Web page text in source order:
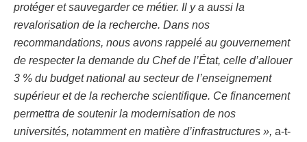
protéger et sauvegarder ce métier. Il y a aussi la
revalorisation de la recherche. Dans nos
recommandations, nous avons rappelé au gouvernement
de respecter la demande du Chef de l’État, celle d’allouer
3 % du budget national au secteur de l’enseignement
supérieur et de la recherche scientifique. Ce financement
permettra de soutenir la modernisation de nos
universités, notamment en matière d’infrastructures », a-t-